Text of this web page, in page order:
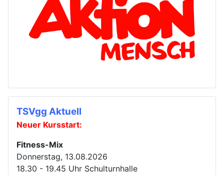
TSVgg Aktuell
Neuer Kursstart:
Fitness-Mix
Donnerstag, 13.08.2026
18.30 - 19.45 Uhr Schulturnhalle